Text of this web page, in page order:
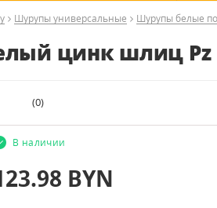
Шурупы универсальные
Шурупы белые
цинк шлиц Pz
(0)
В наличии
BYN